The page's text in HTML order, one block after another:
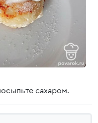
сахаром.